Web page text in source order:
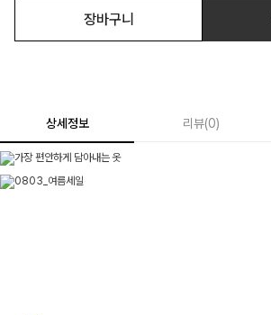
장바구니
상세정보 리뷰(0)